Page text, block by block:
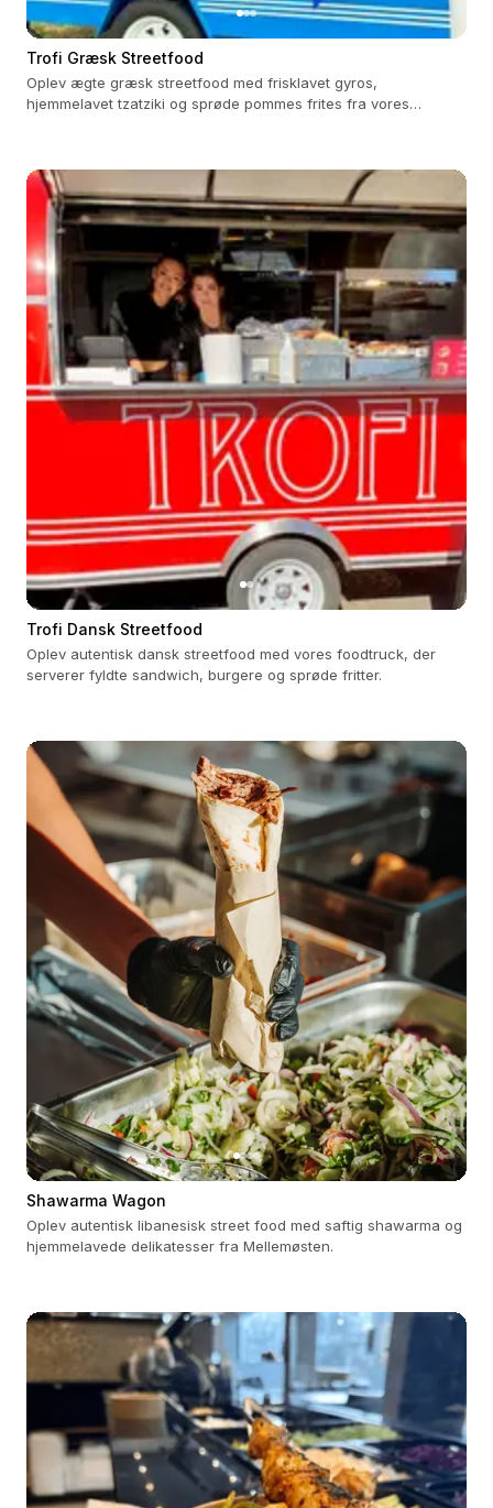
Trofi Græsk Streetfood
Oplev ægte græsk streetfood med frisklavet gyros,
hjemmelavet tzatziki og sprøde pommes frites fra vores
Trofi Dansk Streetfood
Oplev autentisk dansk streetfood med vores foodtruck, der
serverer fyldte sandwich, burgere og sprøde fritter.
Shawarma Wagon
Oplev autentisk libanesisk street food med saftig shawarma og
hjemmelavede delikatesser fra Mellemøsten.